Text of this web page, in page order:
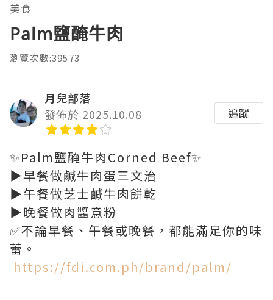
美食
Palm鹽醃牛肉
瀏覽次數:39573
月兒部落
發佈於 2025.10.08
追蹤
✨Palm鹽醃牛肉Corned Beef✨
▶️早餐做鹹牛肉蛋三文治
▶️午餐做芝士鹹牛肉餅乾
▶️晚餐做肉醬意粉
✅不論早餐、午餐或晚餐，都能滿足你的味
蕾。
https://fdi.com.ph/brand/palm/